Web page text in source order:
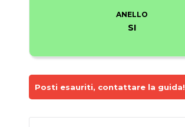
ANELLO
SI
Posti esauriti, contattare la guida!